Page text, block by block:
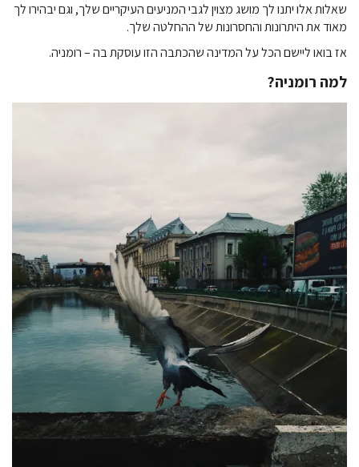
שאלות אלו יתנו לך מושג מצוין לגבי המניעים העיקריים שלך, וגם יבהירו לך
מאוד את היתרונות והחסרונות של ההחלטה שלך.
אז בואו ליישם הכל על המדינה שהכתבה הזו עוסקת בה – רומניה.
למה רומניה?